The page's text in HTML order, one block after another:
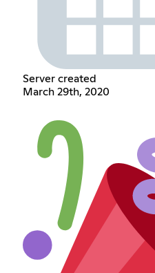
Server created
March 29th, 2020